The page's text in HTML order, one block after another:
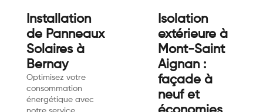
Installation
de Panneaux
Solaires à
Bernay
Optimisez votre
consommation
énergétique avec
Isolation
extérieure à
Mont-Saint
Aignan :
façade à
neuf et